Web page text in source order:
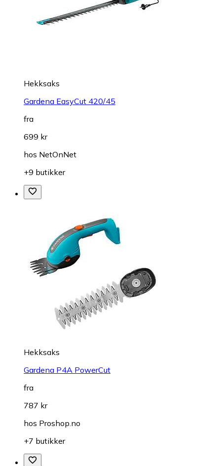
Hekksaks
Gardena EasyCut 420/45
fra
699 kr
hos NetOnNet
+9 butikker
Hekksaks
Gardena P4A PowerCut
fra
787 kr
hos Proshop.no
+7 butikker